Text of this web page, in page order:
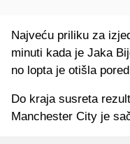
Najveću priliku za
minuti kada je Jaka
no lopta je otišla
Do kraja susreta
Manchester City je